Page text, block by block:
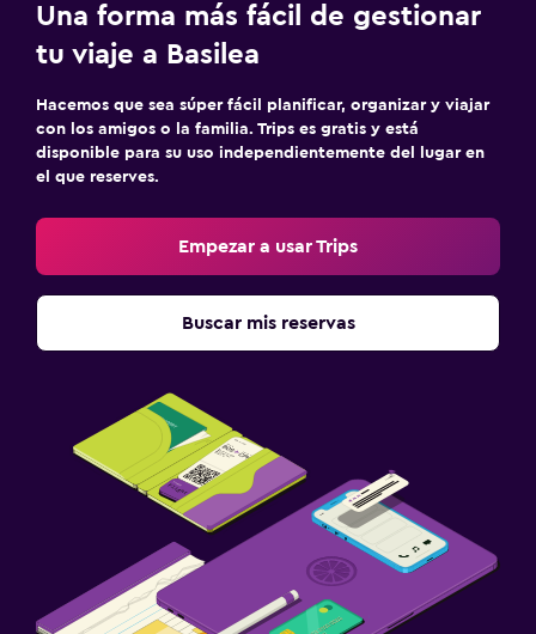
Una forma más fácil de gestionar
tu viaje a Basilea
Hacemos que sea súper fácil planificar, organizar y viajar
con los amigos o la familia. Trips es gratis y está
disponible para su uso independientemente del lugar en
el que reserves.
Empezar a usar Trips
Buscar mis reservas